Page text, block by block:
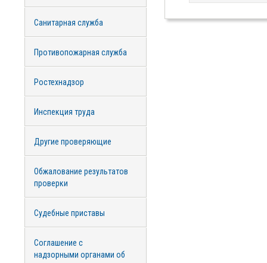
Санитарная служба
Противопожарная служба
Ростехнадзор
Инспекция труда
Другие проверяющие
Обжалование результатов
проверки
Судебные приставы
Cоглашение с
надзорными органами об